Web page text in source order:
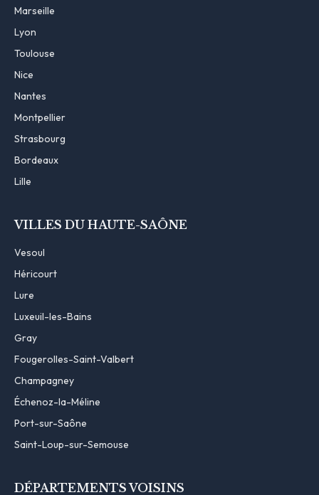
Marseille
Lyon
Toulouse
Nice
Nantes
Montpellier
Strasbourg
Bordeaux
Lille
VILLES DU HAUTE-SAÔNE
Vesoul
Héricourt
Lure
Luxeuil-les-Bains
Gray
Fougerolles-Saint-Valbert
Champagney
Échenoz-la-Méline
Port-sur-Saône
Saint-Loup-sur-Semouse
DÉPARTEMENTS VOISINS